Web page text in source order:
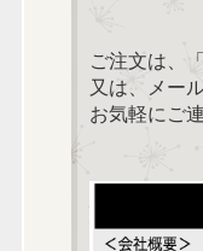
ご注文は、
又は、メー
お気軽にご